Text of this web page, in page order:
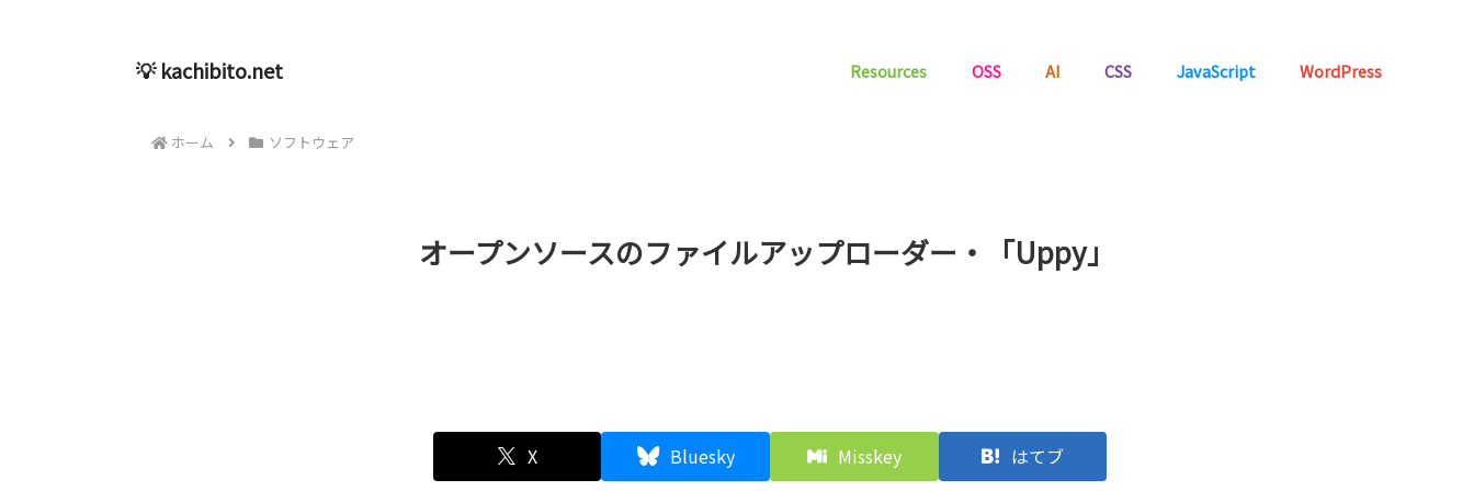
💡 kachibito.net Resources OSS AI CSS JavaScript WordPress
ホーム ソフトウェア
オープンソースのファイルアップローダー・「Uppy」
X Bluesky Misskey はてブ